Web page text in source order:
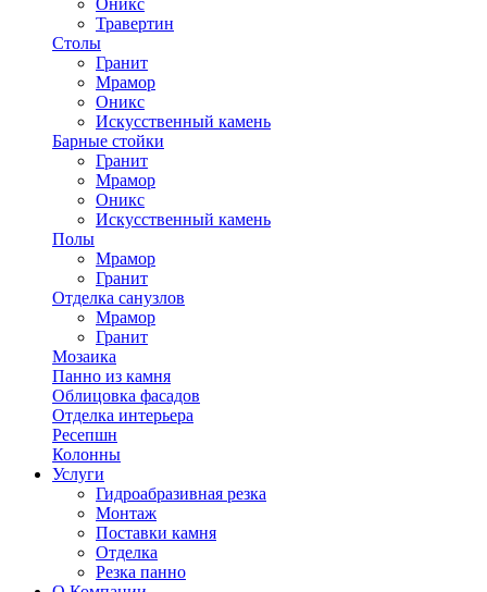
Оникс
Травертин
Столы
Гранит
Мрамор
Оникс
Искусственный камень
Барные стойки
Гранит
Мрамор
Оникс
Искусственный камень
Полы
Мрамор
Гранит
Отделка санузлов
Мрамор
Гранит
Мозаика
Панно из камня
Облицовка фасадов
Отделка интерьера
Ресепшн
Колонны
Услуги
Гидроабразивная резка
Монтаж
Поставки камня
Отделка
Резка панно